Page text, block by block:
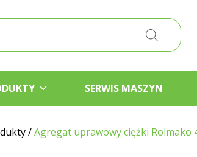
SERWIS MASZYN
/Agregat uprawowy ciężki Rolmako